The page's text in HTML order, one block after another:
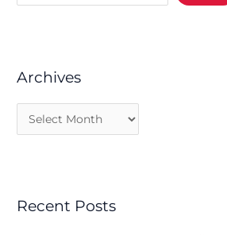
Archives
Recent Posts